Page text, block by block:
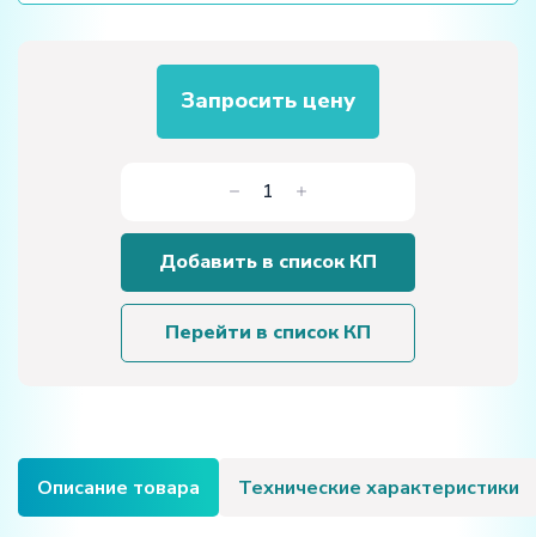
Запросить цену
Количество
товара
Типовой
комплект
учебного
оборудования
(инфракрасная
сушка,
Добавить в список КП
Перейти в список КП
Описание товара Технические характеристики